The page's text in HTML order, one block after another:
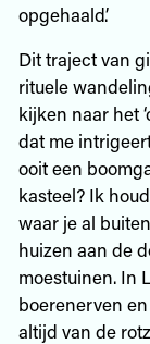
opgehaald’.
Dit traject van
rituele
kijken naar het
dat me
ooit een
kasteel? Ik
waar je al
huizen aan de
moestuinen. In
boerenerven
altijd van de